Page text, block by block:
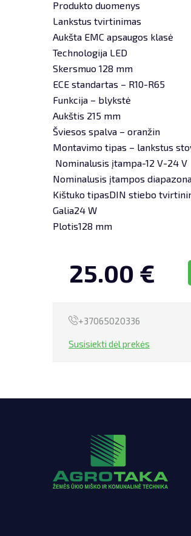
Produkto duomenys
Lankstus tvirtinimas
Aukšta EMC apsaugos klasė
Technologija LED
Skersmuo 128 mm
ECE standartas – R10-R65
Funkcija – blykstė
Aukštis 215 mm
Šviesos spalva – oranžin
Montavimo tipas – lankstus
Nominalusis įtampa-12 V-24 V
Nominalusis įtampos
Kištuko tipasDIN stiebo
Galia24 W
Plotis128 mm
25.00 €
+37065020336
Susisiekti dėl prekės